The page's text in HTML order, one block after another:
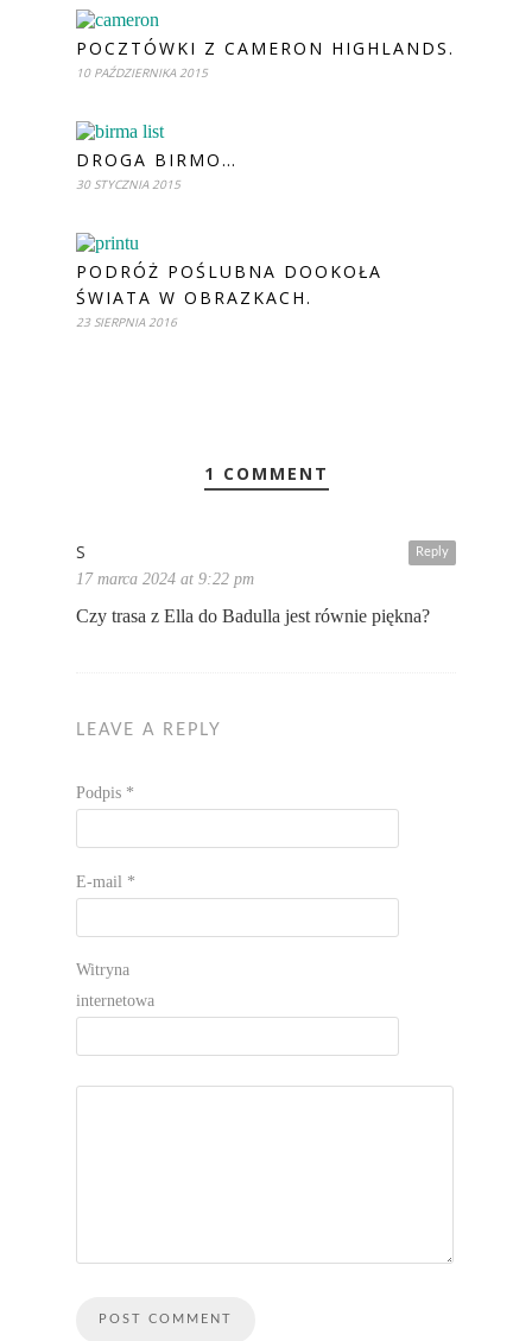
POCZTÓWKI Z CAMERON HIGHLANDS.
10 PAŹDZIERNIKA 2015
DROGA BIRMO…
30 STYCZNIA 2015
PODRÓŻ POŚLUBNA DOOKOŁA
ŚWIATA W OBRAZKACH.
23 SIERPNIA 2016
1 COMMENT
Reply
S
17 marca 2024 at 9:22 pm
Czy trasa z Ella do Badulla jest równie piękna?
LEAVE A REPLY
Podpis *
E-mail *
Witryna
internetowa